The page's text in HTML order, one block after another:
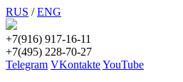
RUS /ENG
+7(916) 917-16-11
+7(495) 228-70-27
Telegram VKontakteYouTube